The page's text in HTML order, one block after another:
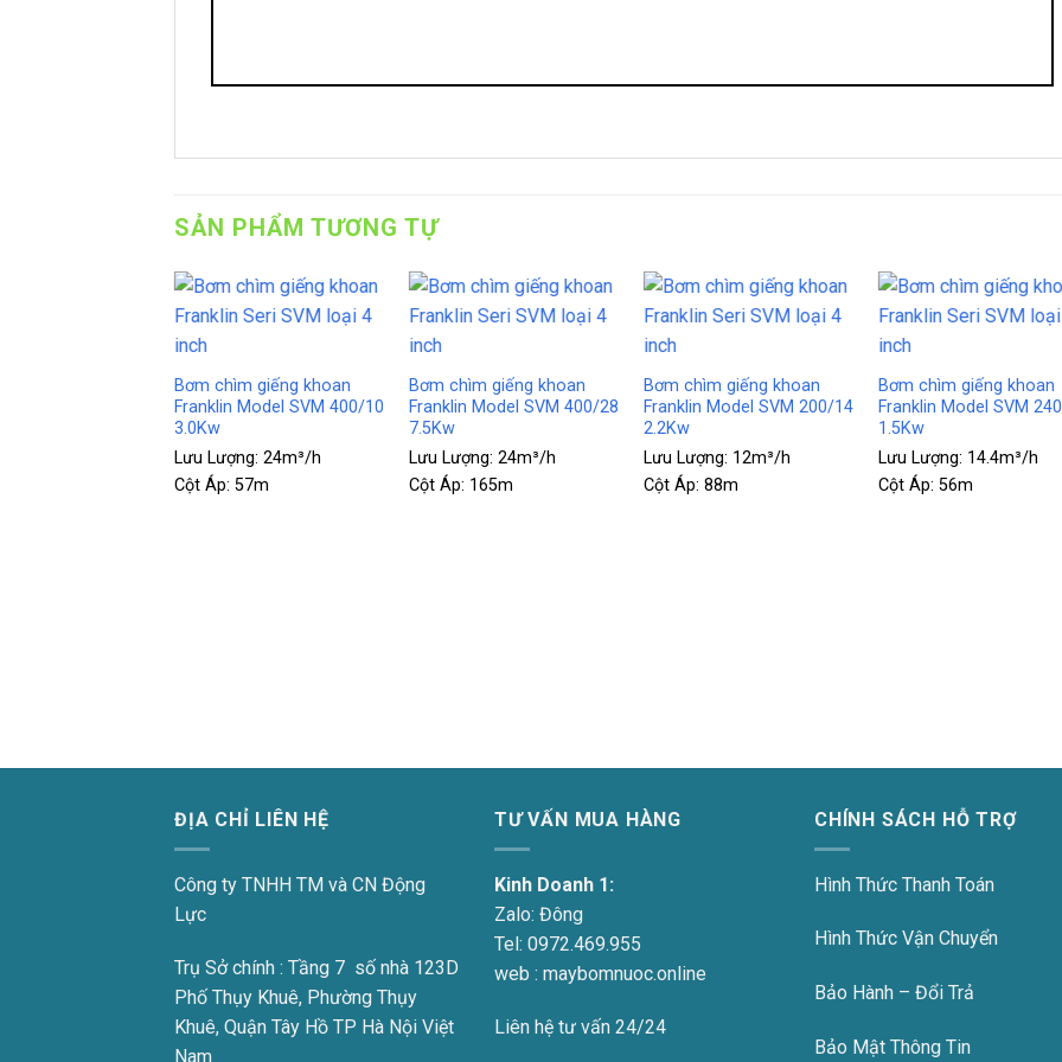
SẢN PHẨM TƯƠNG TỰ
Bơm chìm giếng khoan
Franklin Model SVM 400/10
3.0Kw
Lưu Lượng: 24m³/h
Cột Áp: 57m
Bơm chìm giếng khoan
Franklin Model SVM 400/28
7.5Kw
Lưu Lượng: 24m³/h
Cột Áp: 165m
Bơm chìm giếng khoan
Franklin Model SVM 200/14
2.2Kw
Lưu Lượng: 12m³/h
Cột Áp:88m
Bơm chìm giếng khoan
Franklin Model SVM
1.5Kw
Lưu Lượng: 14.4m³/h
Cột Áp:56m
ĐỊA CHỈ LIÊN HỆ
Công ty TNHH TM và CN Động
Lực
Trụ Sở chính : Tầng 7 số nhà 123D
Phố Thụy Khuê, Phường Thụy
Khuê, Quận Tây Hồ TP Hà Nội Việt
Nam
TƯ VẤN MUA HÀNG
Kinh Doanh 1:
Zalo: Đông
Tel: 0972.469.955
web : maybomnuoc.online
Liên hệ tư vấn 24/24
CHÍNH SÁCH HỖ TRỢ
Hình Thức Thanh Toán
Hình Thức Vận Chuyển
Bảo Hành – Đổi Trả
Bảo Mật Thông Tin